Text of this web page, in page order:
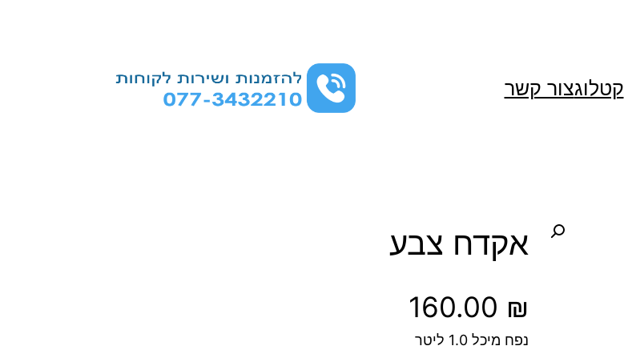
קטלוגצור קשר
אקדח צבע
160.00 ₪
נפח מיכל 1.0 ליטר